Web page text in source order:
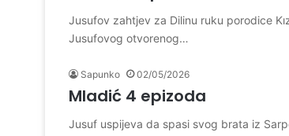
Jusufov zahtjev za Dilinu ruku porodice
Jusufovog otvorenog…
Sapunko 02/05/2026
Mladić 4 epizoda
Jusuf uspijeva da spasi svog brata iz